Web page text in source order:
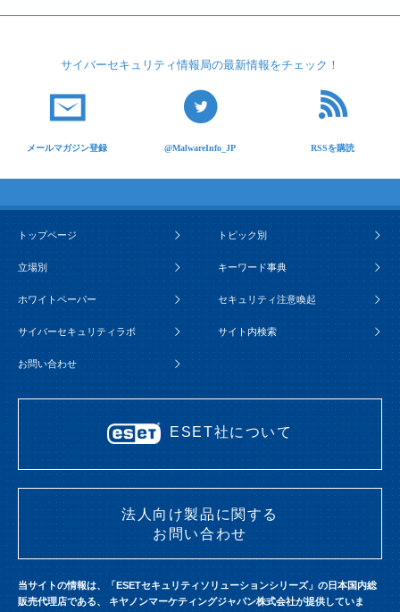
サイバーセキュリティ情報局の最新情報をチェック！
メールマガジン登録 @MalwareInfo_JP RSSを購読
トップページ トピック別
立場別 キーワード事典
ホワイトペーパー セキュリティ注意喚起
サイバーセキュリティラボ サイト内検索
お問い合わせ
ESET社について
法人向け製品に関する
お問い合わせ
当サイトの情報は、「ESETセキュリティソリューションシリーズ」の日本国内総
販売代理店である、 キヤノンマーケティングジャパン株式会社が提供していま